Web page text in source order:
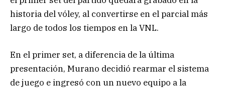
historia del vóley, al convertirse en el parcial más
largo de todos los tiempos en la VNL.
En el primer set, a diferencia de la última
presentación, Murano decidió rearmar el sistema
de juego e ingresó con un nuevo equipo a la